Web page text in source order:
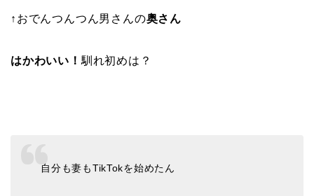
↑おでんつんつん男さんの奥さん
はかわいい！ 馴れ初めは？
自分も妻もTikTokを始めたん